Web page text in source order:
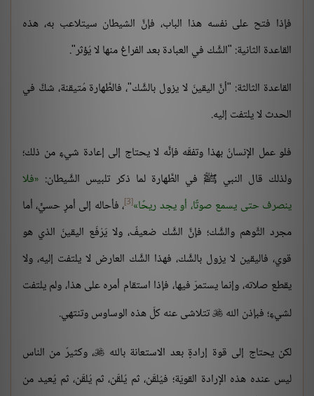
فإذا فتح على نفسه هذا الباب، فإنَّ الشيطان سيتلاعب به، هذه
القاعدة الثانية: "الشَّك في العبادة بعد الفراغ منها لا يُؤثر".
القاعدة الثالثة: "أنَّ اليقينَ لا يزول بالشَّك"، فالطَّهارة مُتيقنة، شكَّ في
الحدث لا يلتفت إليه.
فلو عمل الإنسانُ بهذا وتفقّه فإنَّه لا يحتاج إلى إعادة شيءٍ من ذلك؛
ولذلك قال النبي ﷺ في الطَّهارة لما ذكر تلبيس الشَّيطان:
فلا
ينصرف حتى يسمع صوتًا، أو يجد ريحًا [3] ، فأحاله إلى أمرٍ حسيٍّ، أما
مجرد التَّوهم والشَّك؛ فإنَّ الشَّك ضعيفٌ، ولا يَرْفَع اليقينَ الذي هو
قوي، فاليقين لا يزول بالشَّك، فهذا الشَّك العارض لا يلتفت إليه، ولا
يقطع صلاته، وإنما يستمرّ فيها، فإذا استقام أمره على هذا، ولم يلتفت
لشيءٍ؛ فبإذن الله  تتلاشى عنه كلّ هذه الوساوس وتنتهي.
لكن يحتاج إلى قوة إرادةٍ بعد الاستعانة بالله ، وكثيرٌ من الناس
ليس عنده هذه الإرادة القويّة؛ فيُلقّن، ثم يُلقّن، ثم يُلقّن، ثم يُعيد من